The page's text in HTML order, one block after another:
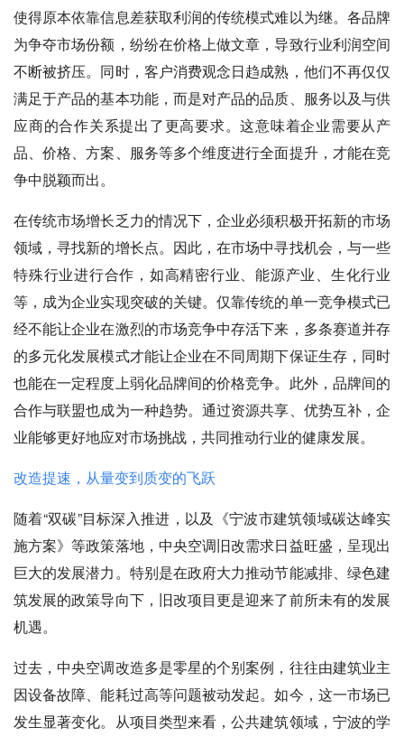
使得原本依靠信息差获取利润的传统模式难以为继。各品牌
为争夺市场份额，纷纷在价格上做文章，导致行业利润空间
不断被挤压。同时，客户消费观念日趋成熟，他们不再仅仅
满足于产品的基本功能，而是对产品的品质、服务以及与供
应商的合作关系提出了更高要求。这意味着企业需要从产
品、价格、方案、服务等多个维度进行全面提升，才能在竞
争中脱颖而出。
在传统市场增长乏力的情况下，企业必须积极开拓新的市场
领域，寻找新的增长点。因此，在市场中寻找机会，与一些
特殊行业进行合作，如高精密行业、能源产业、生化行业
等，成为企业实现突破的关键。仅靠传统的单一竞争模式已
经不能让企业在激烈的市场竞争中存活下来，多条赛道并存
的多元化发展模式才能让企业在不同周期下保证生存，同时
也能在一定程度上弱化品牌间的价格竞争。此外，品牌间的
合作与联盟也成为一种趋势。通过资源共享、优势互补，企
业能够更好地应对市场挑战，共同推动行业的健康发展。
改造提速，从量变到质变的飞跃
随着“双碳”目标深入推进，以及《宁波市建筑领域碳达峰实
施方案》等政策落地，中央空调旧改需求日益旺盛，呈现出
巨大的发展潜力。特别是在政府大力推动节能减排、绿色建
筑发展的政策导向下，旧改项目更是迎来了前所未有的发展
机遇。
过去，中央空调改造多是零星的个别案例，往往由建筑业主
因设备故障、能耗过高等问题被动发起。如今，这一市场已
发生显著变化。从项目类型来看，公共建筑领域，宁波的学